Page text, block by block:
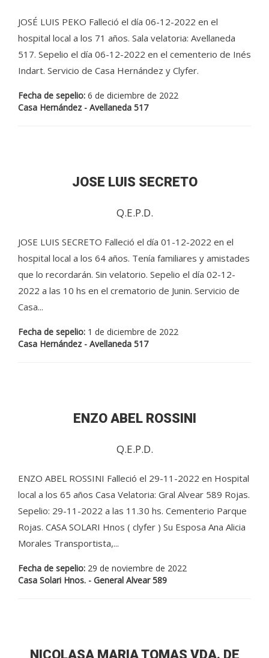
JOSÉ LUIS PEKO Falleció el día 06-12-2022 en el
hospital local a los 71 años. Sala velatoria: Avellaneda
517. Sepelio el día 06-12-2022 en el cementerio de Inés
Indart. Servicio de Casa Hernández y Clyfer.
Fecha de sepelio: 6 de diciembre de 2022
Casa Hernández - Avellaneda 517
JOSE LUIS SECRETO
Q.E.P.D.
JOSE LUIS SECRETO Falleció el día 01-12-2022 en el
hospital local a los 64 años. Tenía familiares y amistades
que lo recordarán. Sin velatorio. Sepelio el día 02-12-
2022 a las 10 hs en el crematorio de Junin. Servicio de
Casa...
Fecha de sepelio: 1 de diciembre de 2022
Casa Hernández - Avellaneda 517
ENZO ABEL ROSSINI
Q.E.P.D.
ENZO ABEL ROSSINI Falleció el 29-11-2022 en Hospital
local a los 65 años Casa Velatoria: Gral Alvear 589 Rojas.
Sepelio: 29-11-2022 a las 11.30 hs. Cementerio Parque
Rojas. CASA SOLARI Hnos ( clyfer ) Su Esposa Ana Alicia
Morales Transportista,...
Fecha de sepelio: 29 de noviembre de 2022
Casa Solari Hnos. - General Alvear 589
NICOLASA MARIA TOMAS VDA. DE